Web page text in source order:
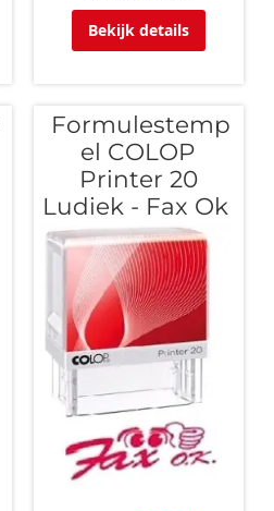
Bekijk details
Formulestemp
el COLOP
Printer 20
Ludiek - Fax Ok